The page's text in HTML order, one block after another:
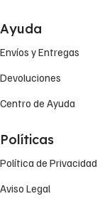
Ayuda
Envíos y Entregas
Devoluciones
Centro de Ayuda
Políticas
Política de Privacidad
Aviso Legal